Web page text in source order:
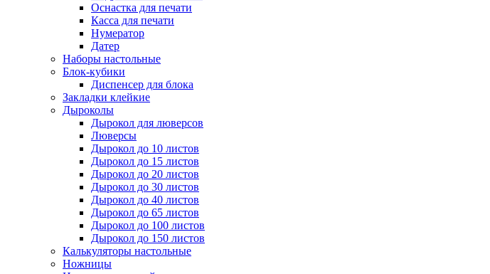
Оснастка для печати
Касса для печати
Нумератор
Датер
Наборы настольные
Блок-кубики
Диспенсер для блока
Закладки клейкие
Дыроколы
Дырокол для люверсов
Люверсы
Дырокол до 10 листов
Дырокол до 15 листов
Дырокол до 20 листов
Дырокол до 30 листов
Дырокол до 40 листов
Дырокол до 65 листов
Дырокол до 100 листов
Дырокол до 150 листов
Калькуляторы настольные
Ножницы